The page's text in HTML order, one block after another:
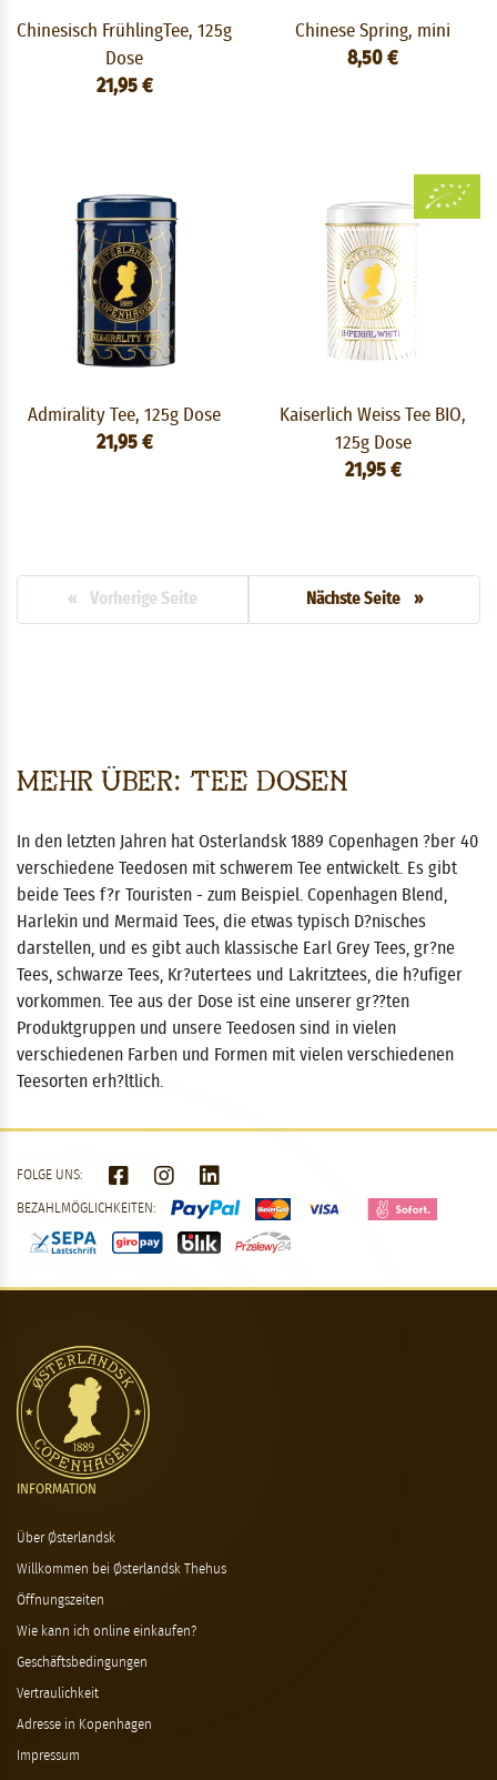
Mehr über: Tee Dosen
In den letzten Jahren hat Osterlandsk 1889 Copenhagen ?ber 40
verschiedene Teedosen mit schwerem Tee entwickelt. Es gibt
beide Tees f?r Touristen - zum Beispiel. Copenhagen Blend,
Harlekin und Mermaid Tees, die etwas typisch D?nisches
darstellen, und es gibt auch klassische Earl Grey Tees, gr?ne
Tees, schwarze Tees, Kr?utertees und Lakritztees, die h?ufiger
vorkommen. Tee aus der Dose ist eine unserer gr??ten
Produktgruppen und unsere Teedosen sind in vielen
verschiedenen Farben und Formen mit vielen verschiedenen
Teesorten erh?ltlich.
Chinesisch FrühlingTee, 125g
Dose
21,95 €
Chinese Spring, mini
8,50 €
Admirality Tee, 125g Dose
21,95 €
Kaiserlich Weiss Tee BIO,
125g Dose
21,95 €
« Vorherige Seite Nächste Seite »
FOLGE UNS:
BEZAHLMÖGLICHKEITEN:
INFORMATION
Über Østerlandsk
Willkommen bei Østerlandsk Thehus
Öffnungszeiten
Wie kann ich online einkaufen?
Geschäftsbedingungen
Vertraulichkeit
Adresse in Kopenhagen
Impressum